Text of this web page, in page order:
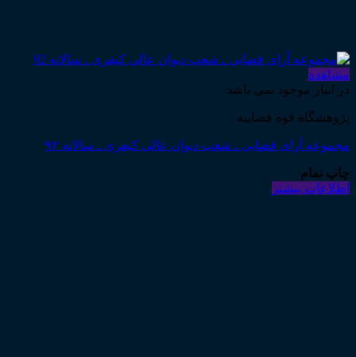
مشاهده
در انبار موجود نمی باشد
پژوهشگاه قوه قضاییه
مجموعه آرای قضایی ـ شعب دیوان عالی کیفری ـ سالانه ۹۲
چاپ تمام
اطلاعات بیشتر